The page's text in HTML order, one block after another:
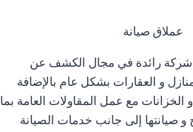
شركة رائدة في مجال الكشف عن
و العقارات بشكل عام بالإضافة
مع عمل المقاولات العامة بما
و صيانتها إلى جانب خدمات الصيانة